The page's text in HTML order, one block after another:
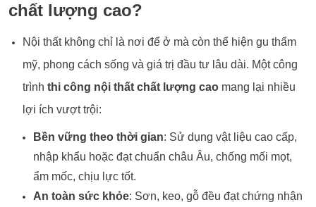
chất lượng cao?
Nội thất không chỉ là nơi để ở mà còn thể hiện gu thẩm
mỹ, phong cách sống và giá trị đầu tư lâu dài. Một công
trình thi công nội thất chất lượng cao mang lại nhiều
lợi ích vượt trội:
Bền vững theo thời gian: Sử dụng vật liệu cao cấp,
nhập khẩu hoặc đạt chuẩn châu Âu, chống mối mọt,
ẩm mốc, chịu lực tốt.
An toàn sức khỏe: Sơn, keo, gỗ đều đạt chứng nhận